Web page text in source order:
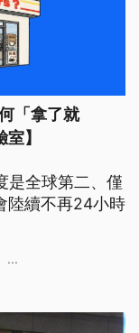
「拿了就
】
是全球第二、僅
陸續不再24小時
...